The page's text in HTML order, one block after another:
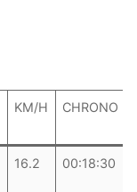
KM/H CHRONO
16.2 00:18:30